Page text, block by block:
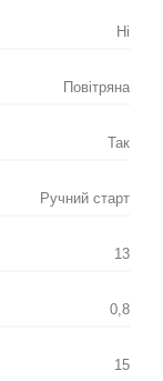
Ні
Повітряна
Так
Ручний старт
13
0,8
15